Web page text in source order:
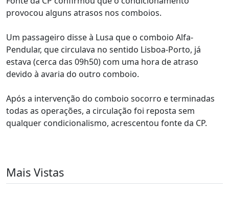
provocou alguns atrasos nos comboios.
Um passageiro disse à Lusa que o comboio Alfa-
Pendular, que circulava no sentido Lisboa-Porto, já
estava (cerca das 09h50) com uma hora de atraso
devido à avaria do outro comboio.
Após a intervenção do comboio socorro e terminadas
todas as operações, a circulação foi reposta sem
qualquer condicionalismo, acrescentou fonte da CP.
Mais Vistas